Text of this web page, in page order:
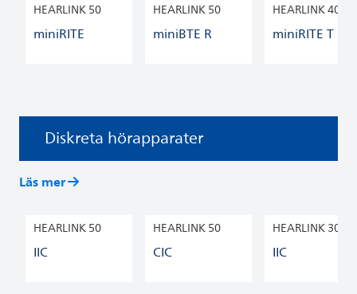
HEARLINK 50
miniRITE
HEARLINK 50
miniBTE R
HEARLINK 40
miniRITE T R
Diskreta hörapparater
Läs mer
HEARLINK 50
IIC
HEARLINK 50
CIC
HEARLINK 30
IIC